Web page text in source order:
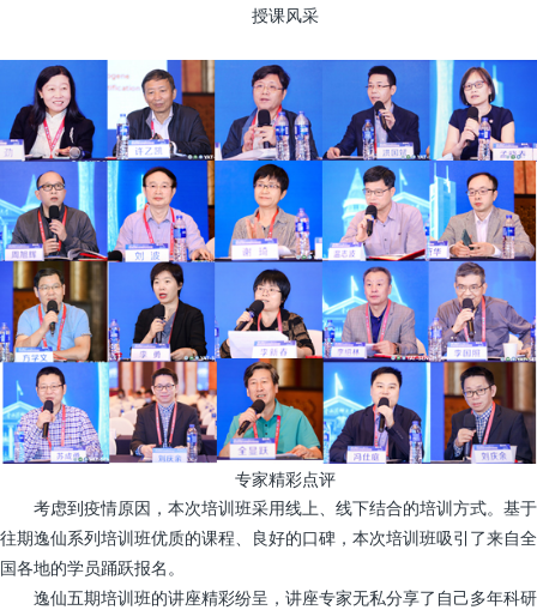
授课风采
专家精彩点评
考虑到疫情原因，本次培训班采用线上、线下结合的培训方式。基于
往期逸仙系列培训班优质的课程、良好的口碑，本次培训班吸引了来自全
国各地的学员踊跃报名。
逸仙五期培训班的讲座精彩纷呈，讲座专家无私分享了自己多年科研